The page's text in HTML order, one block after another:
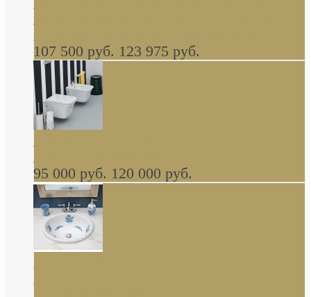
керамическая мойка 1160 x 510 мм белая,
серая, черная, бежевая В НАЛИЧИИ
107 500 руб. 123 975 руб.
навесное КОМПЛЕКТ
95 000 руб. 120 000 руб.
Decorated Bathroom раковина овальная
встраиваемая для ванной с рисунком синяя